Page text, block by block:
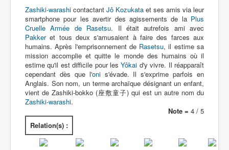
Zashiki-warashi contactant Jô Kozukata et ses amis via leur
smartphone pour les avertir des agissements de la Plus
Cruelle Armée de Rasetsu. Il était autrefois ami avec
Pakkeret tous deux s'amusaient à faire des farces aux
humains. Après l'emprisonnement de Rasetsu, il estime sa
mission accomplie et quitte le monde des humains où il
estime qu'il est difficile pour lesYôkai d'y vivre. Il réapparaît
cependant dès que l'onis'évade. Il s'exprime parfois en
Anglais. Son nom, un terme archaïque désignant un enfant,
vient de Zashiki-bokko (座敷童子) qui est un autre nom du
Zashiki-warashi.
Note = 4 / 5
Relation(s) :